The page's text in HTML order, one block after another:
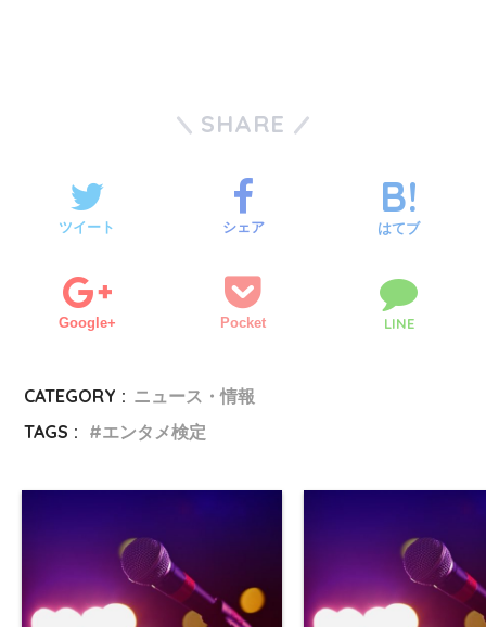
SHARE
ツイート シェア はてブ
Google+ Pocket LINE
CATEGORY : ニュース・情報
TAGS :
エンタメ検定